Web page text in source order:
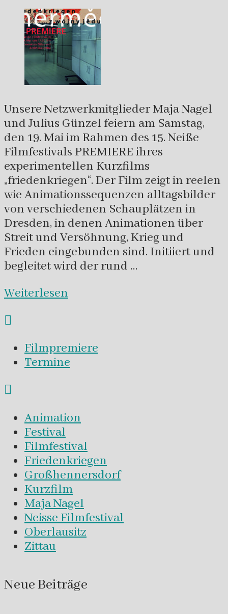
Unsere Netzwerkmitglieder Maja Nagel
und Julius Günzel feiern am Samstag,
den 19. Mai im Rahmen des 15. Neiße
Filmfestivals PREMIERE ihres
experimentellen Kurzfilms
„friedenkriegen“. Der Film zeigt in reelen
wie Animationssequenzen alltagsbilder
von verschiedenen Schauplätzen in
Dresden, in denen Animationen über
Streit und Versöhnung, Krieg und
Frieden eingebunden sind. Initiiert und
begleitet wird der rund …
Weiterlesen
Filmpremiere
Termine
Animation
Festival
Filmfestival
Friedenkriegen
Großhennersdorf
Kurzfilm
Maja Nagel
Neisse Filmfestival
Oberlausitz
Zittau
Neue Beiträge